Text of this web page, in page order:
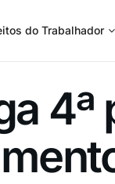
do Trabalhador